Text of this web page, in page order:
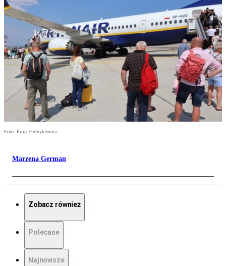
Foto: Filip Frydrykiewicz
Marzena German
Zobacz również
Polecane
Najnowsze